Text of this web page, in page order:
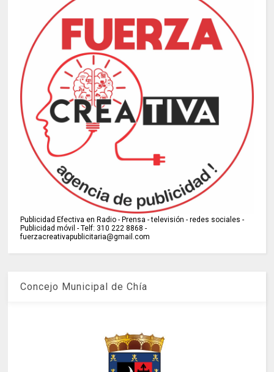
Publicidad Efectiva en Radio - Prensa - televisión - redes sociales -
Publicidad móvil - Telf: 310 222 8868 -
fuerzacreativapublicitaria@gmail.com
Concejo Municipal de Chía